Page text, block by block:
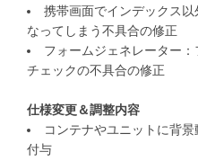
携帯画面でインデックス
なってしまう不具合の修正
フォームジェネレーター
チェックの不具合の修正
仕様変更＆調整内容
コンテナやユニットに背
付与